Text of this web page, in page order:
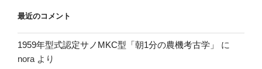
最近のコメント
1959年型式認定サノMKC型「朝1分の農機考古学」
に
nora より